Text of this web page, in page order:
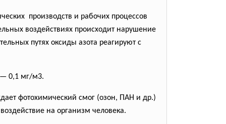
производств и рабочих процессов
воздействиях происходит нарушение
путях оксиды азота реагируют с
— 0,1 мг/м3.
фотохимический смог (озон, ПАН и др.)
на организм человека.